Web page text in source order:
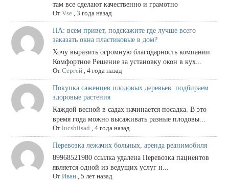
там все сделают качественно и грамотно
От Vse, 3 года назад
НА: всем привет, подскажите где лучше всего
заказать окна пластиковые в дом?
Хочу выразить огромную благодарность компании
Комфортное Решение за установку окон в кух...
От Сергей, 4 года назад
Покупка саженцев плодовых деревьев: подбираем
здоровые растения
Каждой весной в садах начинается посадка. В это
время года можно высаживать разные плодовы...
От lucshiisad , 4 года назад
Перевозка лежачих больных, аренда реанимобиля
89968521980 ссылка удалена Перевозка пациентов
является одной из ведущих услуг н...
От Иван, 5 лет назад